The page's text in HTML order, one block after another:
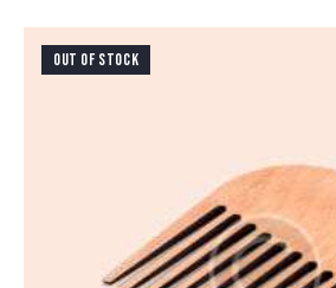
OUT OF STOCK